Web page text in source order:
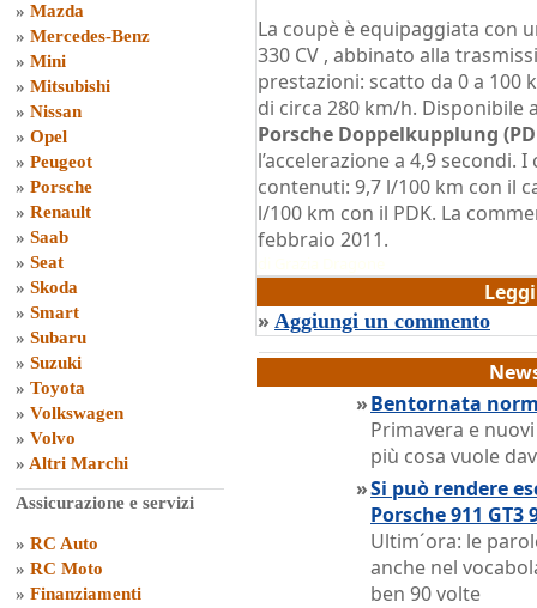
» Mazda
» Mercedes-Benz
» Mini
» Mitsubishi
» Nissan
» Opel
» Peugeot
» Porsche
» Renault
» Saab
» Seat
» Skoda
» Smart
» Subaru
» Suzuki
» Toyota
» Volkswagen
» Volvo
» Altri Marchi
Assicurazione e servizi
» RC Auto
» RC Moto
» Finanziamenti
La coupè è equipaggiata con
330 CV , abbinato alla
prestazioni: scatto da 0 a 100
di circa 280 km/h. Disponibile
Porsche Doppelkupplung
l’accelerazione a 4,9
contenuti: 9,7 l/100 km con il
l/100 km con il PDK. La
febbraio 2011.
» Aggiungi un commento
»Bentornata
Primavera e
più cosa vuole
»Si può rendere
Porsche 911 GT3
Ultim´ora: le
anche nel
ben 90 volte